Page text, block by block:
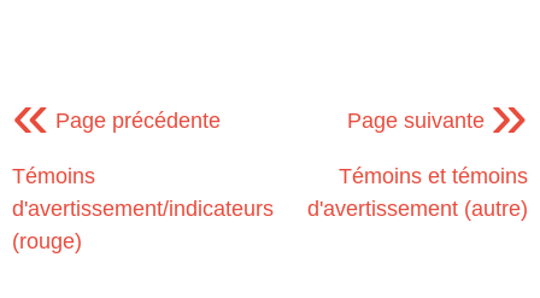
« Page précédente
Témoins
d'avertissement/indicateurs
(rouge)
Page suivante »
Témoins et témoins
d'avertissement (autre)